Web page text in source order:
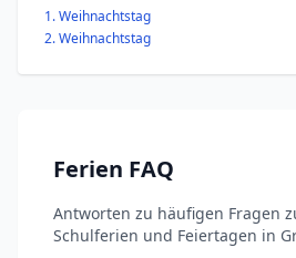
1. Weihnachtstag
2. Weihnachtstag
Ferien FAQ
Antworten zu häufigen Fragen
Schulferien und Feiertagen in